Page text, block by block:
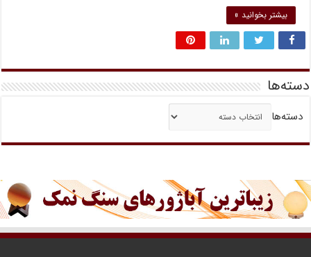
بیشتر بخوانید »
دسته‌ها
دسته‌ها